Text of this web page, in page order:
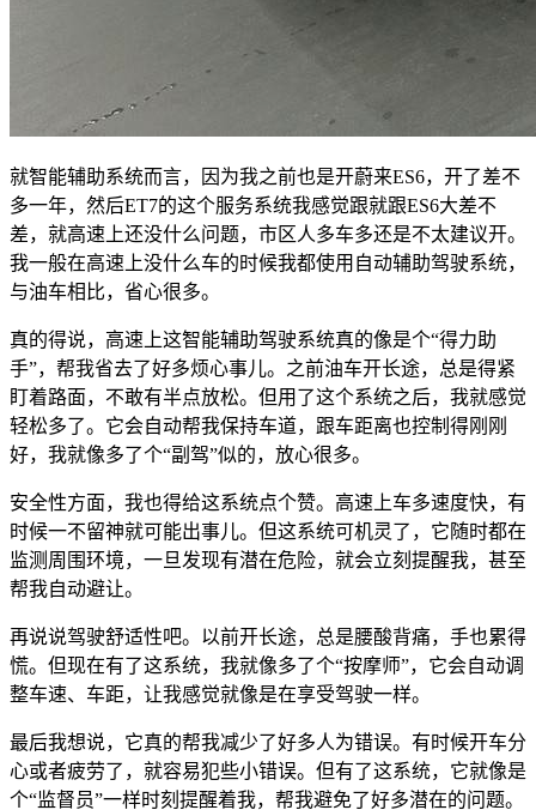
就智能辅助系统而言，因为我之前也是开蔚来ES6，开了差不
多一年，然后ET7的这个服务系统我感觉跟就跟ES6大差不
差，就高速上还没什么问题，市区人多车多还是不太建议开。
我一般在高速上没什么车的时候我都使用自动辅助驾驶系统，
与油车相比，省心很多。
真的得说，高速上这智能辅助驾驶系统真的像是个“得力助
手”，帮我省去了好多烦心事儿。之前油车开长途，总是得紧
盯着路面，不敢有半点放松。但用了这个系统之后，我就感觉
轻松多了。它会自动帮我保持车道，跟车距离也控制得刚刚
好，我就像多了个“副驾”似的，放心很多。
安全性方面，我也得给这系统点个赞。高速上车多速度快，有
时候一不留神就可能出事儿。但这系统可机灵了，它随时都在
监测周围环境，一旦发现有潜在危险，就会立刻提醒我，甚至
帮我自动避让。
再说说驾驶舒适性吧。以前开长途，总是腰酸背痛，手也累得
慌。但现在有了这系统，我就像多了个“按摩师”，它会自动调
整车速、车距，让我感觉就像是在享受驾驶一样。
最后我想说，它真的帮我减少了好多人为错误。有时候开车分
心或者疲劳了，就容易犯些小错误。但有了这系统，它就像是
个“监督员”一样时刻提醒着我，帮我避免了好多潜在的问题。